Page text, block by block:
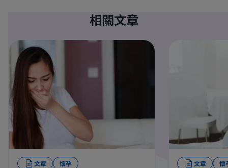
相關文章
文章 懷孕 文章 懷